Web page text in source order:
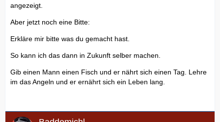
angezeigt.
Aber jetzt noch eine Bitte:
Erkläre mir bitte was du gemacht hast.
So kann ich das dann in Zukunft selber machen.
Gib einen Mann einen Fisch und er nährt sich einen Tag. Lehre
im das Angeln und er ernährt sich ein Leben lang.